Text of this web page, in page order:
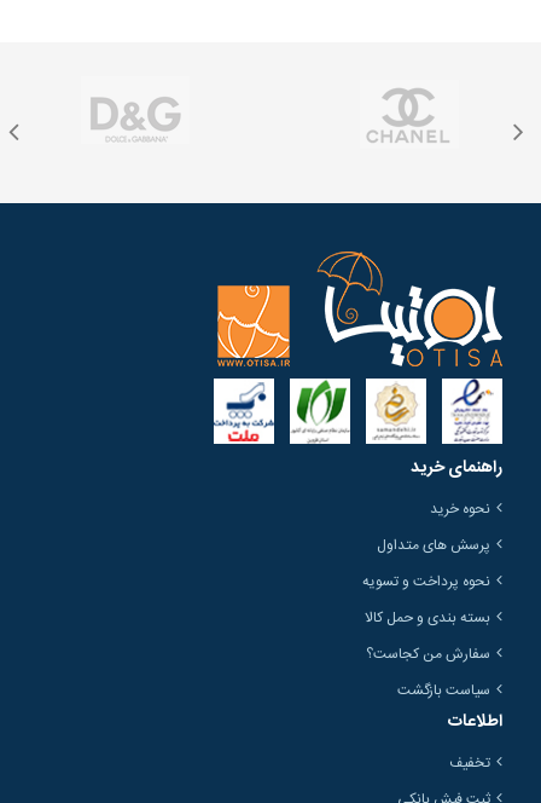
راهنمای خرید
نحوه خرید
پرسش های متداول
نحوه پرداخت و تسویه
بسته بندی و حمل کالا
سفارش من کجاست؟
سیاست بازگشت
اطلاعات
تخفیف